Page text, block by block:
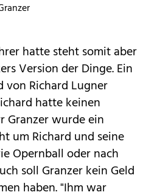
hatte steht somit aber
Version der Dinge. Ein
von Richard Lugner
hatte keinen
Granzer wurde ein
um Richard und seine
Opernball oder nach
soll Granzer kein Geld
haben. "Ihm war